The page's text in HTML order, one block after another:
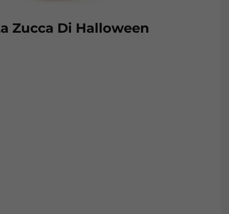
Zucca Di Halloween